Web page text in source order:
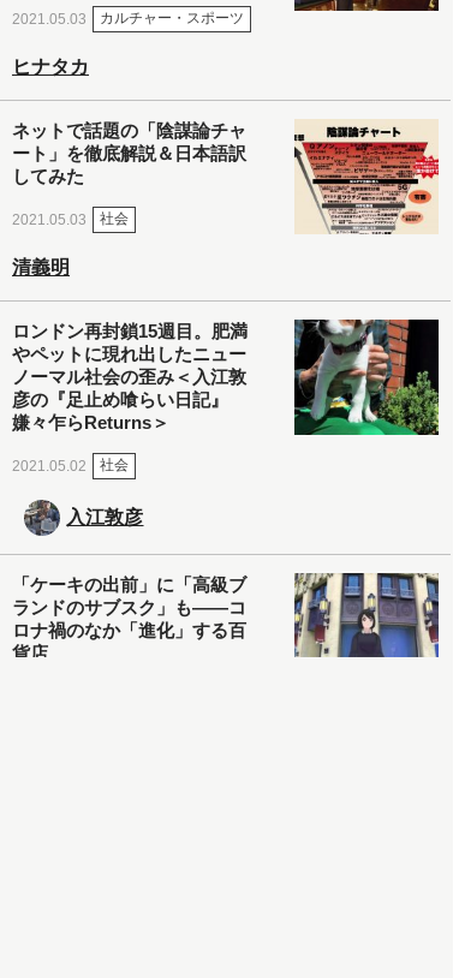
2021.05.03 カルチャー・スポーツ
ヒナタカ
ネットで話題の「陰謀論チャ
ート」を徹底解説＆日本語訳
してみた
2021.05.03 社会
清義明
ロンドン再封鎖15週目。肥満
やペットに現れ出したニュー
ノーマル社会の歪み＜入江敦
彦の『足止め喰らい日記』
嫌々乍らReturns＞
2021.05.02 社会
入江敦彦
「ケーキの出前」に「高級ブ
ランドのサブスク」も――コ
ロナ禍のなか「進化」する百
貨店